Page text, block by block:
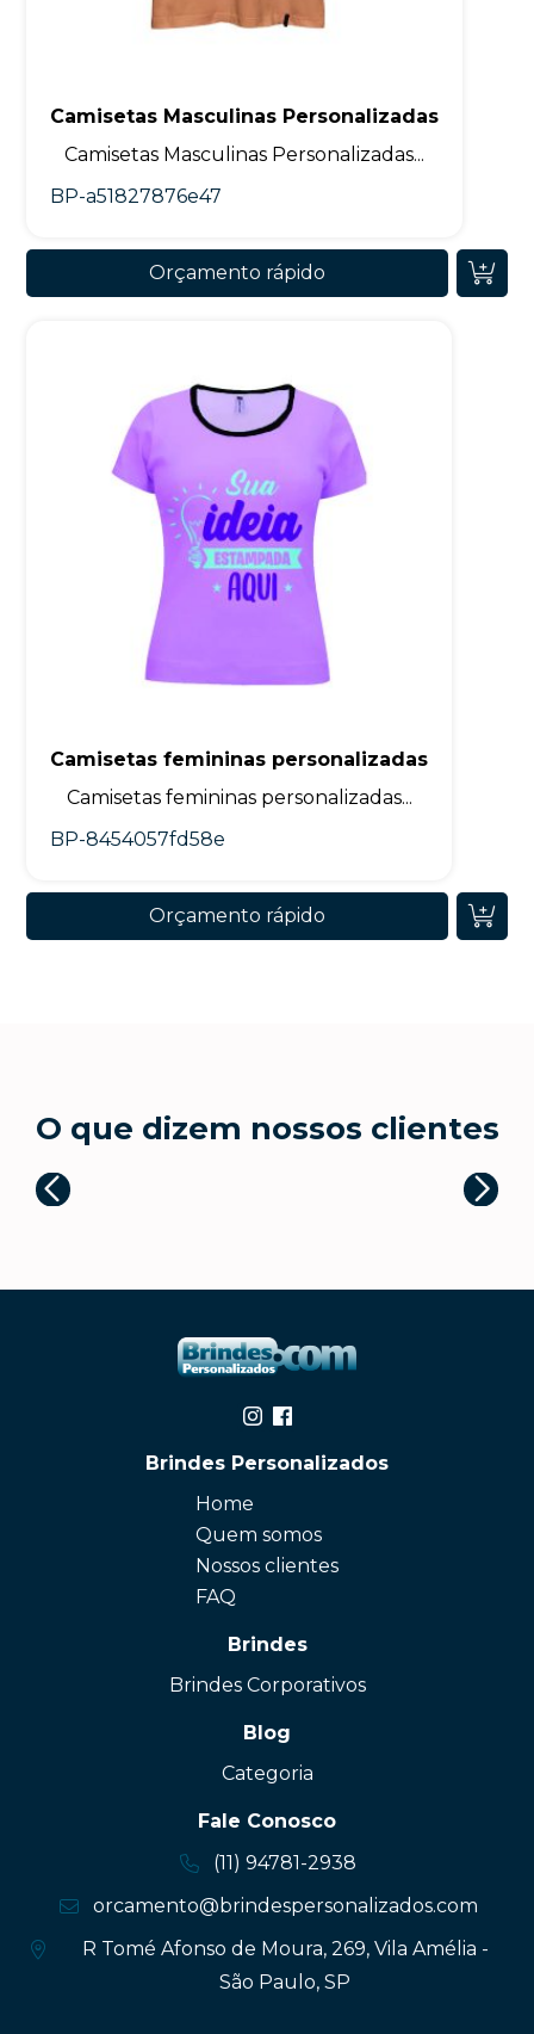
Camisetas Masculinas Personalizadas
Camisetas Masculinas Personalizadas...
BP-a51827876e47
Orçamento rápido
Camisetas femininas personalizadas
Camisetas femininas personalizadas...
BP-8454057fd58e
Orçamento rápido
O que dizem nossos clientes
Brindes Personalizados
Home
Quem somos
Nossos clientes
FAQ
Brindes
Brindes Corporativos
Blog
Categoria
Fale Conosco
(11) 94781-2938
orcamento@brindespersonalizados.com
R Tomé Afonso de Moura, 269, Vila Amélia -
São Paulo, SP